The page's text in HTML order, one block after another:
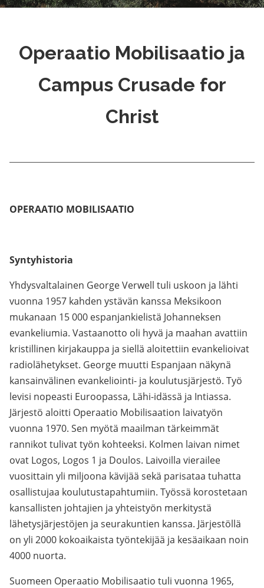
Operaatio Mobilisaatio ja
Campus Crusade for
Christ
OPERAATIO MOBILISAATIO
Syntyhistoria
Yhdysvaltalainen George Verwell tuli uskoon ja lähti
vuonna 1957 kahden ystävän kanssa Meksikoon
mukanaan 15 000 espanjankielistä Johanneksen
evankeliumia. Vastaanotto oli hyvä ja maahan avattiin
kristillinen kirjakauppa ja siellä aloitettiin evankelioivat
radiolähetykset. George muutti Espanjaan näkynä
kansainvälinen evankeliointi- ja koulutusjärjestö. Työ
levisi nopeasti Euroopassa, Lähi-idässä ja Intiassa.
Järjestö aloitti Operaatio Mobilisaation laivatyön
vuonna 1970. Sen myötä maailman tärkeimmät
rannikot tulivat työn kohteeksi. Kolmen laivan nimet
ovat Logos, Logos 1 ja Doulos. Laivoilla vierailee
vuosittain yli miljoona kävijää sekä parisataa tuhatta
osallistujaa koulutustapahtumiin. Työssä korostetaan
kansallisten johtajien ja yhteistyön merkitystä
lähetysjärjestöjen ja seurakuntien kanssa. Järjestöllä
on yli 2000 kokoaikaista työntekijää ja kesäaikaan noin
4000 nuorta.
Suomeen Operaatio Mobilisaatio tuli vuonna 1965,